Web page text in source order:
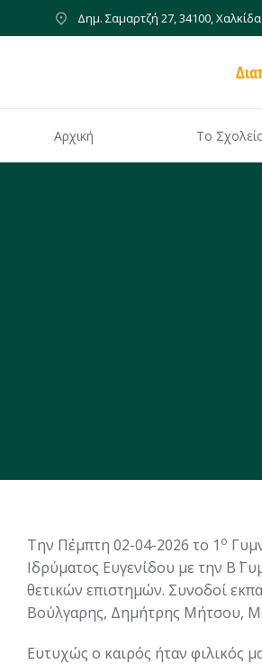
Δημ. Σαμαρτζή 27, 34100, Χαλκίδα
Αρχική Το
Την Πέμπτη 02-04-2026 το 1 ο
Ιδρύματος Ευγενίδου με την Β΄
θετικών επιστημών. Συνοδοί
Βούλγαρης, Δημήτρης Μήτσου,
Ευτυχώς ο καιρός ήταν φιλικός